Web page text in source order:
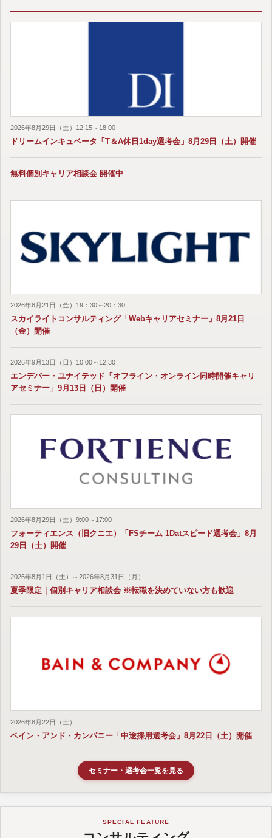
2026年8月29日（土）12:15～18:00
ドリームインキュベータ「T＆A休日1day選考会」8月29日（土）開催
無料個別キャリア相談会 開催中
2026年8月21日（金）19：30～20：30
スカイライトコンサルティング「Webキャリアセミナー」8月21日
（金）開催
2026年9月13日（日）10:00～12:30
エンデバー・ユナイテッド「オフライン・オンライン同時開催キャリ
アセミナー」9月13日（日）開催
2026年8月29日（土）9:00～17:00
フォーティエンス（旧クニエ）「FSチーム 1Datスピード選考会」8月
29日（土）開催
2026年8月1日（土）～2026年8月31日（月）
夏季限定｜個別キャリア相談会 ※転職を決めていない方も歓迎
2026年8月22日（土）
ベイン・アンド・カンパニー「中途採用選考会」8月22日（土）開催
セミナー・選考会一覧を見る
SPECIAL FEATURE